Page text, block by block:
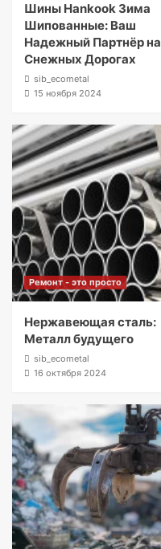
Шины Hankook Зима
Шипованные: Ваш
Надежный Партнёр на
Снежных Дорогах
sib_ecometal
15 ноября 2024
Ремонт - это просто
Нержавеющая сталь:
Металл будущего
sib_ecometal
16 октября 2024